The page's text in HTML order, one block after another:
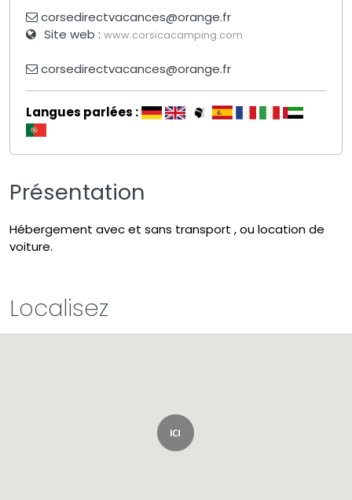
corsedirectvacances@orange.fr
Site web : www.corsicacamping.com
corsedirectvacances@orange.fr
Langues parlées :
Présentation
Hébergement avec et sans transport , ou location de
voiture.
Localisez